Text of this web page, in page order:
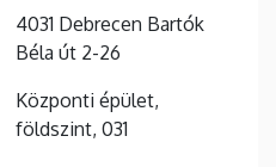
4031 Debrecen Bartók
Béla út 2-26
Központi épület,
földszint, 031